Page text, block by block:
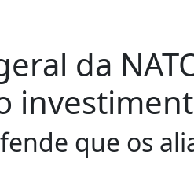
da
que os